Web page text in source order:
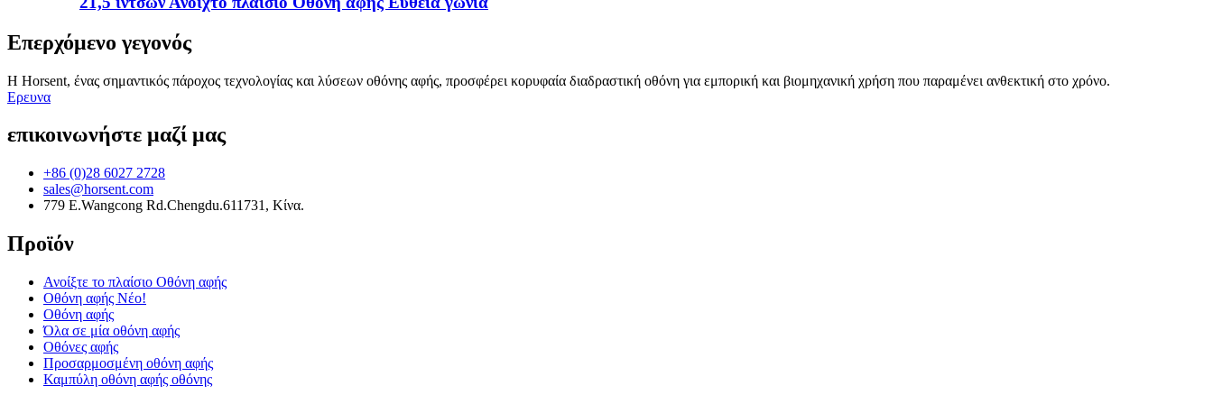
Επερχόμενο γεγονός
Η Horsent, ένας σημαντικός πάροχος τεχνολογίας και λύσεων οθόνης αφής, προσφέρει κορυφαία διαδραστική οθόνη για εμπορική και βιομηχανική χρήση που παραμένει ανθεκτική στο χρόνο.
Ερευνα
επικοινωνήστε μαζί μας
+86 (0)28 6027 2728
sales@horsent.com
779 E.Wangcong Rd.Chengdu.611731, Κίνα.
Προϊόν
Ανοίξτε το πλαίσιο Οθόνη αφής
Οθόνη αφής Νέο!
Οθόνη αφής
Όλα σε μία οθόνη αφής
Οθόνες αφής
Προσαρμοσμένη οθόνη αφής
Καμπύλη οθόνη αφής οθόνης